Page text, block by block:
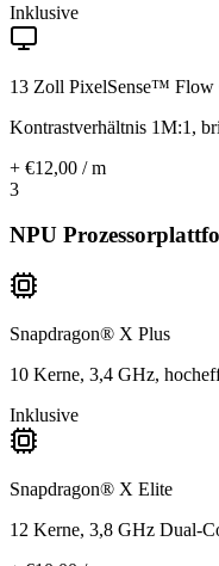
Inklusive
13 Zoll PixelSense™
Kontrastverhältnis 1M:1,
+ €12,00 / m
3
NPU
Snapdragon® X Plus
10 Kerne, 3,4 GHz,
Inklusive
Snapdragon® X Elite
12 Kerne, 3,8 GHz Dual-